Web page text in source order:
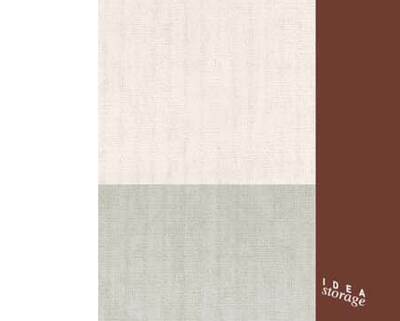
54. 김광섭_ 동경(憧憬)
56. 김광섭_ 성북동 비둘기
58. 신석초_ 꽃잎절구(絶句)
59. 이육사_ 청포도
60. 이육사_ 절정(絶頂)
61. 이육사_ 광야(曠野)